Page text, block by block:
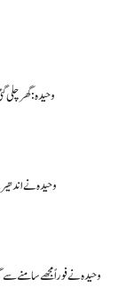
وحیدہ: گھر چلی
وحیدہ نے
وحیدہ نے فوراً مجھے سامنے